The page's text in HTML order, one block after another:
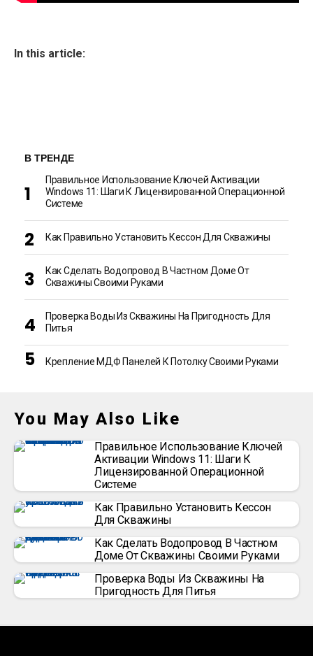
In this article:
В ТРЕНДЕ
Правильное Использование Ключей Активации
Windows 11: Шаги К Лицензированной Операционной
Системе
Как Правильно Установить Кессон Для Скважины
Как Сделать Водопровод В Частном Доме От
Скважины Своими Руками
Проверка Воды Из Скважины На Пригодность Для
Питья
Крепление МДФ Панелей К Потолку Своими Руками
You May Also Like
Правильное Использование Ключей
Активации Windows 11: Шаги К
Лицензированной Операционной
Системе
Как Правильно Установить Кессон
Для Скважины
Как Сделать Водопровод В Частном
Доме От Скважины Своими Руками
Проверка Воды Из Скважины На
Пригодность Для Питья